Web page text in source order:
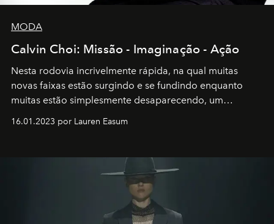
MODA
Calvin Choi: Missão - Imaginação - Ação
Nesta rodovia incrivelmente rápida, na qual muitas
novas faixas estão surgindo e se fundindo enquanto
muitas estão simplesmente desaparecendo, um
transportador AMTD abrindo caminho para muitos
por propósitos, com um claro senso de missão na vida e
16.01.2023 por Lauren Easum